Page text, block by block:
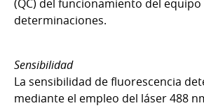
(QC) del funcionamiento del
determinaciones.
Sensibilidad
La sensibilidad de fluorescencia
mediante el empleo del láser 488